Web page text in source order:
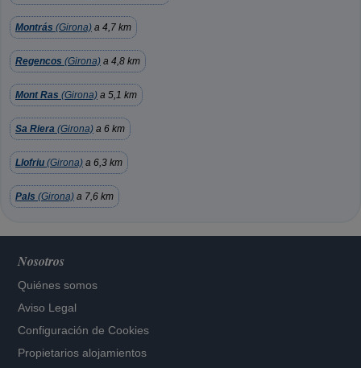
Montrás (Girona) a 4,7 km
Regencos (Girona) a 4,8 km
Mont Ras (Girona) a 5,1 km
Sa Riera (Girona) a 6 km
Llofriu (Girona) a 6,3 km
Pals (Girona) a 7,6 km
Nosotros
Quiénes somos
Aviso Legal
Configuración de Cookies
Propietarios alojamientos